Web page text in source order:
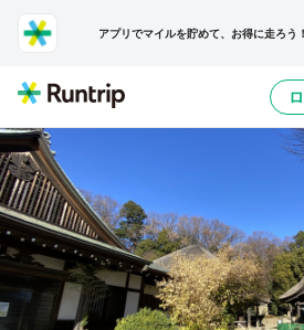
アプリでマイルを貯めて、お得に走ろう！